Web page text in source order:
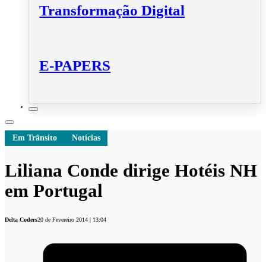
Transformação Digital
E-PAPERS
Em Trânsito Notícias
Liliana Conde dirige Hotéis NH
em Portugal
Delta Coders20 de Fevereiro 2014 | 13:04